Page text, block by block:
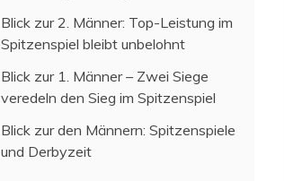
Blick zur 2. Männer: Top-Leistung im
Spitzenspiel bleibt unbelohnt
Blick zur 1. Männer – Zwei Siege
veredeln den Sieg im Spitzenspiel
Blick zur den Männern: Spitzenspiele
und Derbyzeit